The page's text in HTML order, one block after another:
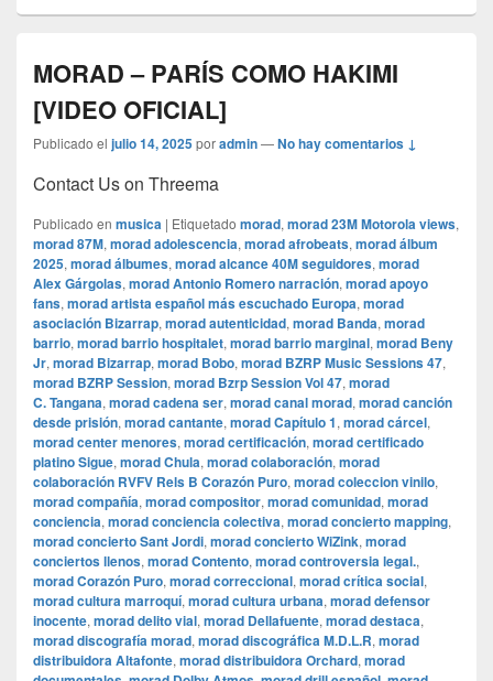
MORAD – PARÍS COMO HAKIMI
[VIDEO OFICIAL]
Publicado el julio 14, 2025poradmin—No hay comentarios ↓
Contact Us on Threema
Publicado en musica | Etiquetado morad, morad 23M Motorola views,
morad 87M, morad adolescencia, morad afrobeats, morad álbum
2025, morad álbumes, morad alcance 40M seguidores, morad
Alex Gárgolas, morad Antonio Romero narración, morad apoyo
fans, morad artista español más escuchado Europa, morad
asociación Bizarrap, morad autenticidad, morad Banda, morad
barrio, morad barrio hospitalet, morad barrio marginal, morad Beny
Jr, morad Bizarrap, morad Bobo, morad BZRP Music Sessions 47,
morad BZRP Session, morad Bzrp Session Vol 47, morad
C. Tangana, morad cadena ser, morad canal morad, morad canción
desde prisión, morad cantante, morad Capítulo 1, morad cárcel,
morad center menores, morad certificación, morad certificado
platino Sigue, morad Chula, morad colaboración, morad
colaboración RVFV Rels B Corazón Puro, morad coleccion vinilo,
morad compañía, morad compositor, morad comunidad, morad
conciencia, morad conciencia colectiva, morad concierto mapping,
morad concierto Sant Jordi, morad concierto WiZink, morad
conciertos llenos, morad Contento, morad controversia legal.,
morad Corazón Puro, morad correccional, morad crítica social,
morad cultura marroquí, morad cultura urbana, morad defensor
inocente, morad delito vial, morad Dellafuente, morad destaca,
morad discografía morad, morad discográfica M.D.L.R, morad
distribuidora Altafonte, morad distribuidora Orchard, morad